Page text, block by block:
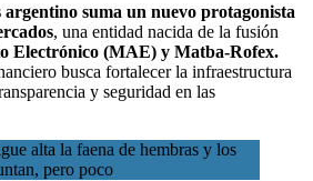
argentino suma un nuevo protagonista
, una entidad nacida de la fusión
Electrónico (MAE) y Matba-Rofex.
busca fortalecer la infraestructura
y seguridad en las
alta la faena de hembras y los
pero poco